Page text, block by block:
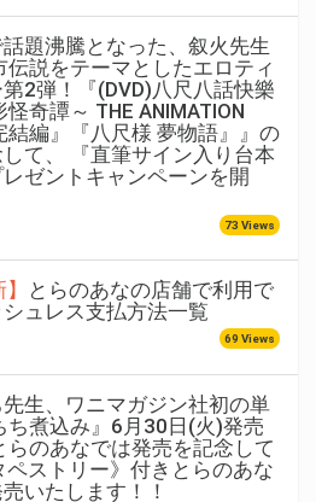
題沸騰となった、叙火先生
伝説をテーマとしたエロティ
2弾！『(DVD)八尺八話快樂
奇譚～ THE ANIMATION
結編』『八尺様 夢物語』』の
て、 『直筆サイン入り台本
ゼントキャンペーンを開
73 Views
とらのあなの店舗で利用で
ュレス支払方法一覧
69 Views
生、ワニマガジン社初の単
ち煮込み』6月30日(火)発売
らのあなでは発売を記念して
ペストリー》付きとらのあな
いたします！！